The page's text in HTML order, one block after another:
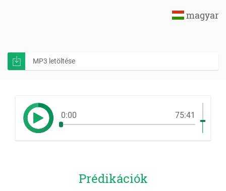
magyar
MP3 letöltése
0:00 75:41
Prédikációk